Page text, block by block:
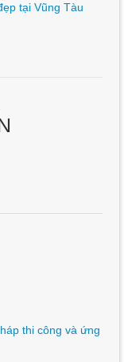
tại Vũng Tàu
thi công và ứng